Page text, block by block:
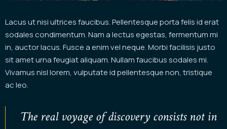
Lacus ut nisi ultrices faucibus. Pellentesque porta felis id erat
sodales condimentum. Nam a lectus egestas, fermentum mi
in, auctor lacus. Fusce a enim vel neque. Morbi facilisis justo
sit amet urna feugiat aliquam. Nullam faucibus sodales mi.
Vivamus nisl lorem, vulputate id pellentesque non, tristique
ac leo.
The real voyage of discovery consists not in